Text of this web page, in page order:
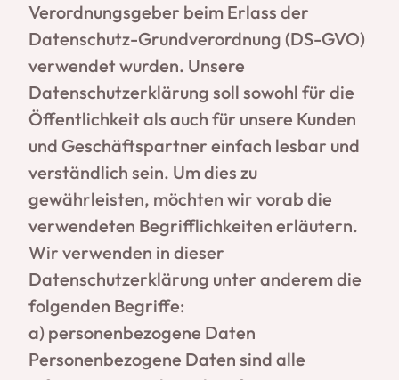
Verordnungsgeber beim Erlass der
Datenschutz-Grundverordnung (DS-GVO)
verwendet wurden. Unsere
Datenschutzerklärung soll sowohl für die
Öffentlichkeit als auch für unsere Kunden
und Geschäftspartner einfach lesbar und
verständlich sein. Um dies zu
gewährleisten, möchten wir vorab die
verwendeten Begrifflichkeiten erläutern.
Wir verwenden in dieser
Datenschutzerklärung unter anderem die
folgenden Begriffe:
a) personenbezogene Daten
Personenbezogene Daten sind alle